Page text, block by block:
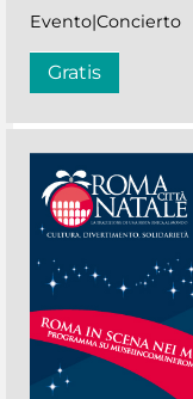
Evento|Concierto
Gratis